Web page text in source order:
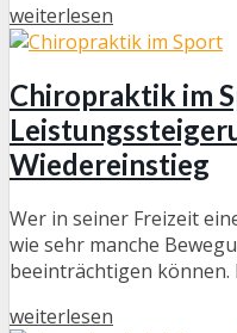
weiterlesen
Chiropraktik im
Wiedereinstieg
Wer in seiner Freizeit
wie sehr manche
beeinträchtigen können.
weiterlesen